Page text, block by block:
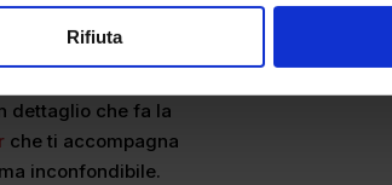
Rifiuta
dettaglio che fa la
che ti accompagna
inconfondibile.